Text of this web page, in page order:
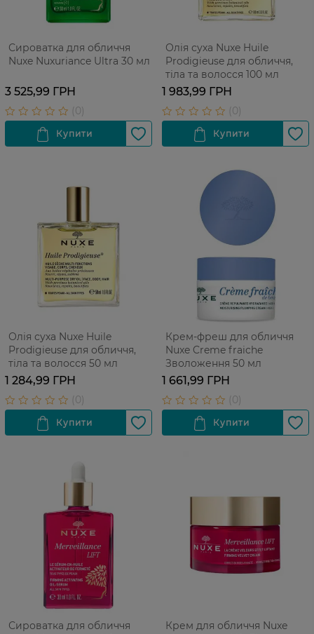
Сироватка для обличчя
Nuxe Nuxuriance Ultra 30 мл
3 525,99 ГРН
Олія суха Nuxe Huile
Prodigieuse для обличчя,
тіла та волосся 100 мл
1 983,99 ГРН
Олія суха Nuxe Huile
Prodigieuse для обличчя,
тіла та волосся 50 мл
1 284,99 ГРН
Крем-фреш для обличчя
Nuxe Creme fraiche
Зволоження 50 мл
1 661,99 ГРН
Сироватка для обличчя
Крем для обличчя Nuxe